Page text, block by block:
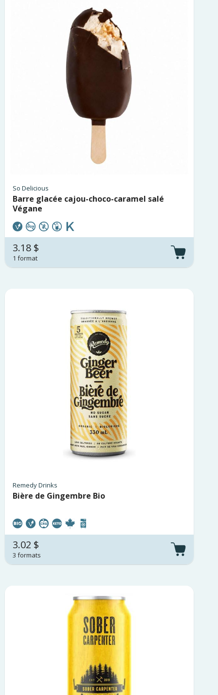
So Delicious
Barre glacée cajou-choco-caramel salé
Végane
3.18 $
1 format
Remedy Drinks
Bière de Gingembre Bio
3.02 $
3 formats